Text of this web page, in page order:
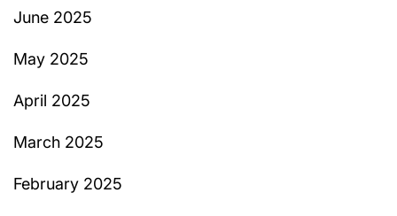
June 2025
May 2025
April 2025
March 2025
February 2025